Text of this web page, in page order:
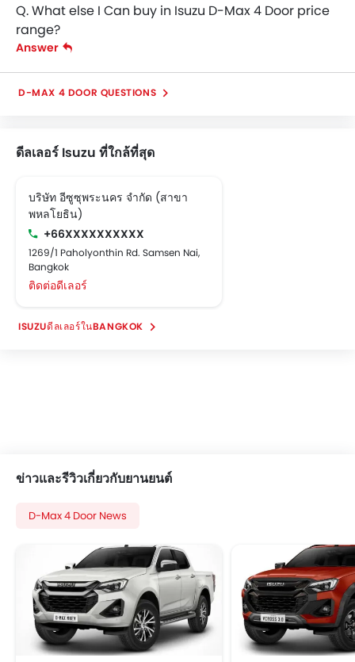
Q. What else I Can buy in Isuzu D-Max 4 Door price
range?
Answer
D-MAX 4 DOOR QUESTIONS
ดีลเลอร์ Isuzu ที่ใกล้ที่สุด
บริษัท อีซูซุพระนคร จำกัด (สาขา
พหลโยธิน)
+66XXXXXXXXXX
1269/1 Paholyonthin Rd. Samsen Nai,
Bangkok
ติดต่อดีเลอร์
ISUZUดีลเลอร์ในBANGKOK
ข่าวและรีวิวเกี่ยวกับยานยนต์
D-Max 4 Door News